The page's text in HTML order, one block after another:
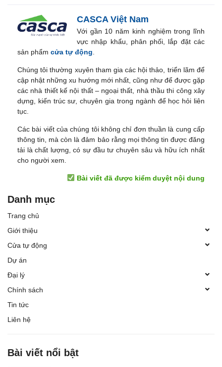
CASCA Việt Nam
Với gần 10 năm kinh nghiệm trong lĩnh
vực nhập khẩu, phân phối, lắp đặt các
sản phẩm cửa tự động
Chúng tôi thường xuyên tham gia các hội thảo, triển lãm để
cập nhật những xu hướng mới nhất, cũng như để được gặp
các nhà thiết kế nội thất – ngoại thất, nhà thầu thi công xây
dựng, kiến trúc sư, chuyên gia trong ngành để học hỏi liên
tục.
Các bài viết của chúng tôi không chỉ đơn thuần là cung cấp
thông tin, mà còn là đảm bảo rằng mọi thông tin được đăng
tải là chất lượng, có sự đầu tư chuyên sâu và hữu ích nhất
cho người xem.
Bài viết đã được kiểm duyệt nội dung
Danh mục
Trang chủ
Giới thiệu
Cửa tự động
Dự án
Đại lý
Chính sách
Tin tức
Liên hệ
Bài viết nổi bật